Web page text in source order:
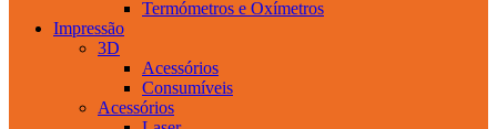
Termómetros e Oxímetros
Impressão
3D
Acessórios
Consumíveis
Acessórios